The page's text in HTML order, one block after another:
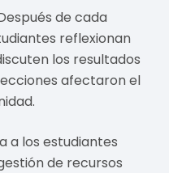
de cada
reflexionan
los resultados
afectaron el
a los estudiantes
de recursos